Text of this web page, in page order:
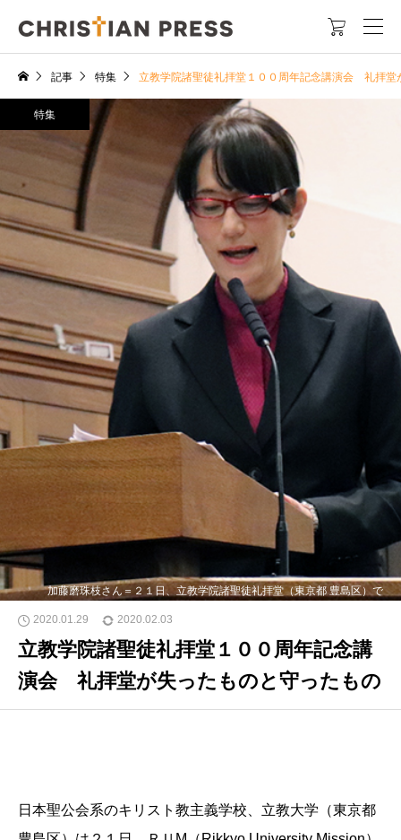

記事 特集 立教学院諸聖徒礼拝堂１００周年記念講演会 礼拝堂
加藤磨珠枝さん＝２１日、立教学院諸聖徒礼拝堂（東京都 豊島区）で
特集
2020.01.29 2020.02.03
立教学院諸聖徒礼拝堂１００周年記念講
演会 礼拝堂が失ったものと守ったもの
日本聖公会系のキリスト教主義学校、立教大学（東京都